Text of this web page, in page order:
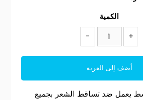
الكمية
- +
يعمل ضد تساقط الشعر بجميع